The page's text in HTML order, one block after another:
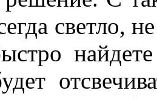
светло,